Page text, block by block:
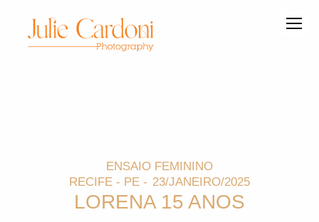
ENSAIO FEMININO
RECIFE - PE
23/JANEIRO/2025
LORENA 15 ANOS